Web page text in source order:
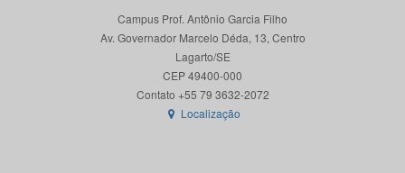
Campus Prof. Antônio Garcia Filho
Av. Governador Marcelo Déda, 13, Centro
Lagarto/SE
CEP 49400-000
Localização